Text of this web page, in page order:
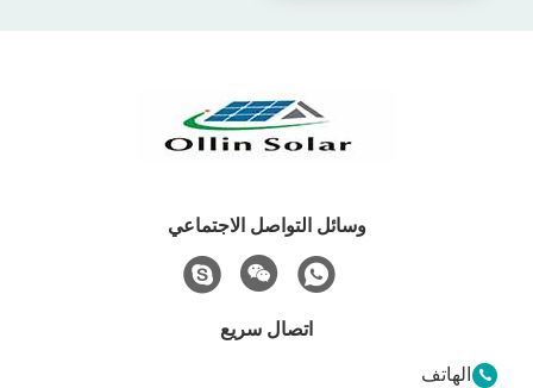
وسائل التواصل الاجتماعي
اتصال سريع
الهاتف